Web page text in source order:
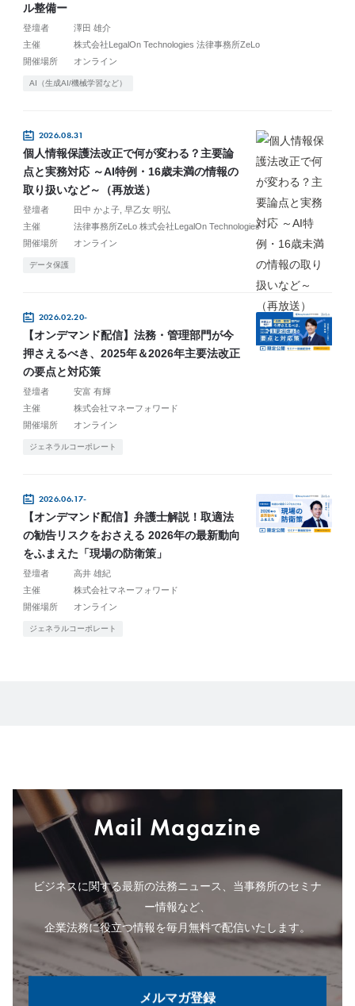
ル整備ー
登壇者
澤田 雄介
主催
株式会社LegalOn Technologies 法律事務所ZeLo
開催場所
オンライン
AI（生成AI/機械学習など）
2026.08.31
個人情報保護法改正で何が変わる？主要論
点と実務対応 ～AI特例・16歳未満の情報の
取り扱いなど～（再放送）
登壇者 田中 かよ子 早乙女 明弘
主催
法律事務所ZeLo 株式会社LegalOn Technologies
開催場所
オンライン
データ保護
2026.02.20-
【オンデマンド配信】法務・管理部門が今
押さえるべき、2025年＆2026年主要法改正
の要点と対応策
登壇者
安富 有輝
主催
株式会社マネーフォワード
開催場所
オンライン
ジェネラルコーポレート
2026.06.17-
【オンデマンド配信】弁護士解説！取適法
の勧告リスクをおさえる 2026年の最新動向
をふまえた「現場の防衛策」
登壇者
高井 雄紀
主催
株式会社マネーフォワード
開催場所
オンライン
ジェネラルコーポレート
Mail Magazine
ビジネスに関する最新の法務ニュース、当事務所のセミナ
ー情報など、
企業法務に役立つ情報を毎月無料で配信いたします。
メルマガ登録